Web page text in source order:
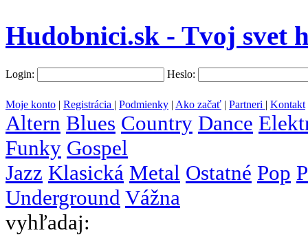
Hudobnici.sk - Tvoj svet
Login: Heslo:
Moje konto | Registrácia | Podmienky | Ako začať | Partneri | Kontakt
Altern Blues Country Dance
Funky Gospel
Jazz Klasická Metal Ostatné Pop
Underground Vážna
vyhľadaj: